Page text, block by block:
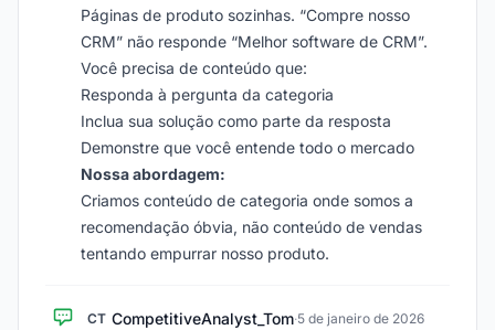
Páginas de produto sozinhas. “Compre nosso
CRM” não responde “Melhor software de CRM”.
Você precisa de conteúdo que:
Responda à pergunta da categoria
Inclua sua solução como parte da resposta
Demonstre que você entende todo o mercado
Nossa abordagem:
Criamos conteúdo de categoria onde somos a
recomendação óbvia, não conteúdo de vendas
tentando empurrar nosso produto.
CT CompetitiveAnalyst_Tom·5 de janeiro de 2026